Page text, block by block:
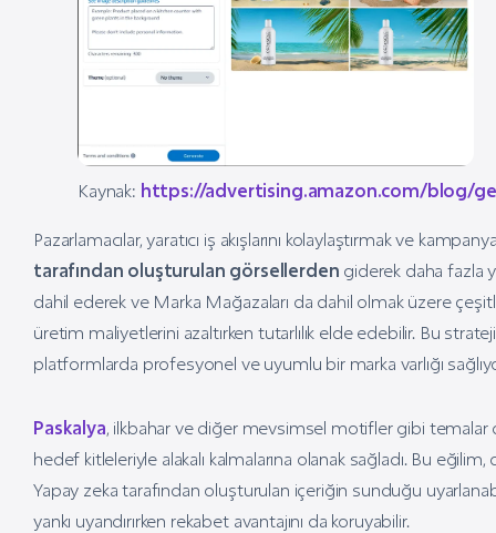
Kaynak: https://advertising.amazon.com/blog/
Pazarlamacılar, yaratıcı iş akışlarını kolaylaştırmak ve
tarafından oluşturulan görsellerden giderek daha fazla
dahil ederek ve Marka Mağazaları da dahil olmak üzere
üretim maliyetlerini azaltırken tutarlılık elde edebilir. Bu
platformlarda profesyonel ve uyumlu bir marka varlığı
Paskalya, ilkbahar ve diğer mevsimsel motifler gibi temalar
hedef kitleleriyle alakalı kalmalarına olanak sağladı. Bu
Yapay zeka tarafından oluşturulan içeriğin sunduğu
yankı uyandırırken rekabet avantajını da koruyabilir.